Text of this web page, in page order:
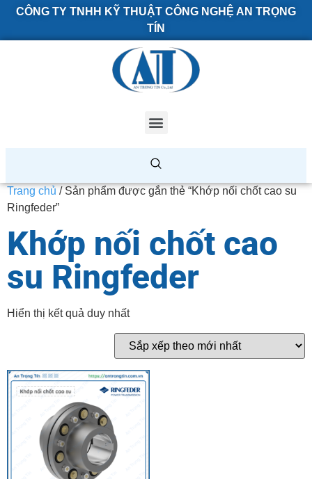
CÔNG TY TNHH KỸ THUẬT CÔNG NGHỆ AN TRỌNG
TÍN
Trang chủ / Sản phẩm được gắn thẻ “Khớp nối chốt cao su
Ringfeder”
Khớp nối chốt cao
su Ringfeder
Hiển thị kết quả duy nhất